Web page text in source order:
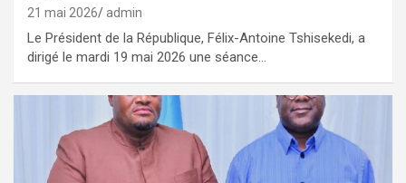
21 mai 2026 admin
Le Président de la République, Félix-Antoine Tshisekedi, a
dirigé le mardi 19 mai 2026 une séance…